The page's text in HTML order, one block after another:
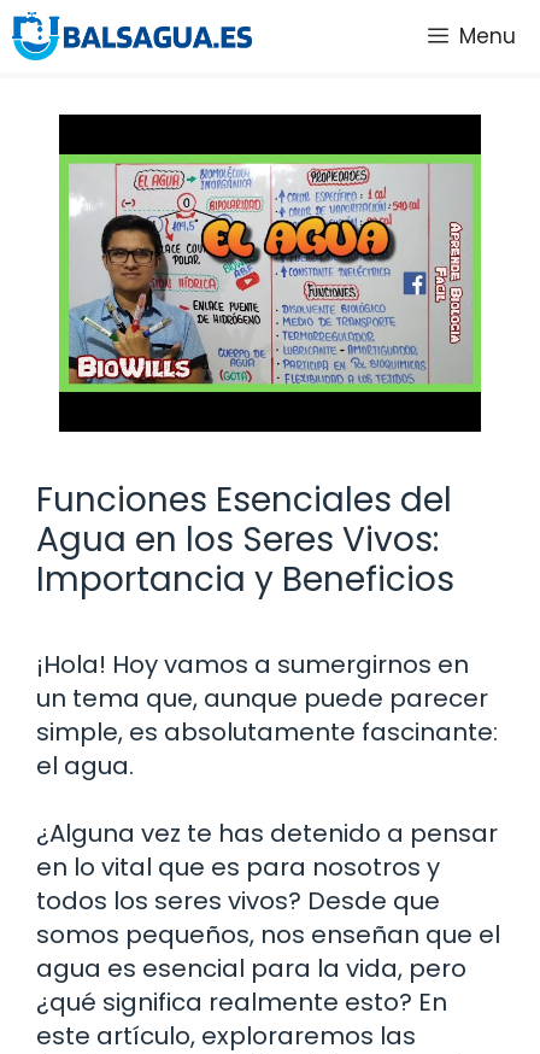
Saltar
al
Menu
Funciones Esenciales del
Agua en los Seres Vivos:
Importancia y Beneficios
¡Hola! Hoy vamos a sumergirnos en
un tema que, aunque puede parecer
simple, es absolutamente fascinante:
el agua.
¿Alguna vez te has detenido a pensar
en lo vital que es para nosotros y
todos los seres vivos? Desde que
somos pequeños, nos enseñan que el
agua es esencial para la vida, pero
¿qué significa realmente esto? En
este artículo, exploraremos las